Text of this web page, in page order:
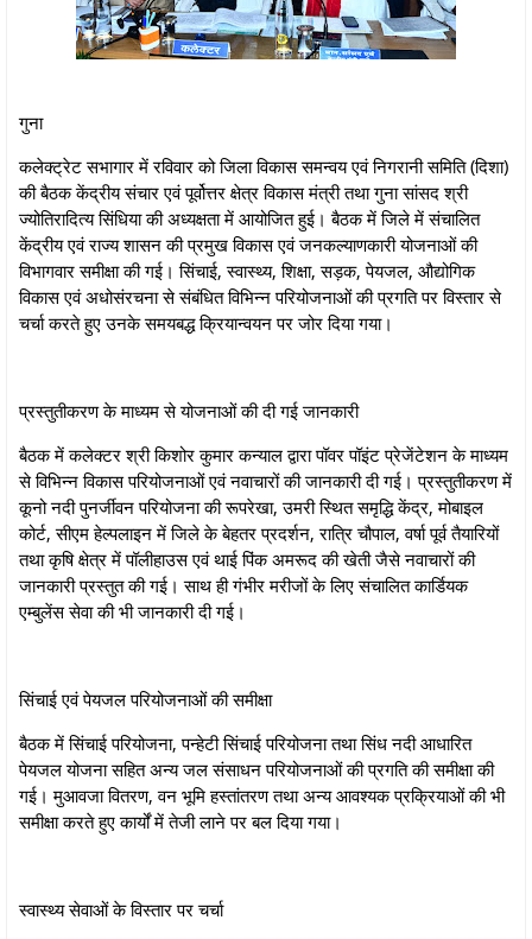
गुना
कलेक्ट्रेट सभागार में रविवार को जिला विकास समन्वय एवं निगरानी समिति (दिशा)
की बैठक केंद्रीय संचार एवं पूर्वोत्तर क्षेत्र विकास मंत्री तथा गुना सांसद श्री
ज्योतिरादित्य सिंधिया की अध्यक्षता में आयोजित हुई। बैठक में जिले में संचालित
केंद्रीय एवं राज्य शासन की प्रमुख विकास एवं जनकल्याणकारी योजनाओं की
विभागवार समीक्षा की गई। सिंचाई, स्वास्थ्य, शिक्षा, सड़क, पेयजल, औद्योगिक
विकास एवं अधोसंरचना से संबंधित विभिन्न परियोजनाओं की प्रगति पर विस्तार से
चर्चा करते हुए उनके समयबद्ध क्रियान्वयन पर जोर दिया गया।
प्रस्तुतीकरण के माध्यम से योजनाओं की दी गई जानकारी
बैठक में कलेक्टर श्री किशोर कुमार कन्याल द्वारा पॉवर पॉइंट प्रेजेंटेशन के माध्यम
से विभिन्न विकास परियोजनाओं एवं नवाचारों की जानकारी दी गई। प्रस्तुतीकरण में
कूनो नदी पुनर्जीवन परियोजना की रूपरेखा, उमरी स्थित समृद्धि केंद्र, मोबाइल
कोर्ट, सीएम हेल्पलाइन में जिले के बेहतर प्रदर्शन, रात्रि चौपाल, वर्षा पूर्व तैयारियों
तथा कृषि क्षेत्र में पॉलीहाउस एवं थाई पिंक अमरूद की खेती जैसे नवाचारों की
जानकारी प्रस्तुत की गई। साथ ही गंभीर मरीजों के लिए संचालित कार्डियक
एम्बुलेंस सेवा की भी जानकारी दी गई।
सिंचाई एवं पेयजल परियोजनाओं की समीक्षा
बैठक में सिंचाई परियोजना, पन्‍हेटी सिंचाई परियोजना तथा सिंध नदी आधारित
पेयजल योजना सहित अन्य जल संसाधन परियोजनाओं की प्रगति की समीक्षा की
गई। मुआवजा वितरण, वन भूमि हस्तांतरण तथा अन्य आवश्यक प्रक्रियाओं की भी
समीक्षा करते हुए कार्यों में तेजी लाने पर बल दिया गया।
स्वास्थ्य सेवाओं के विस्तार पर चर्चा